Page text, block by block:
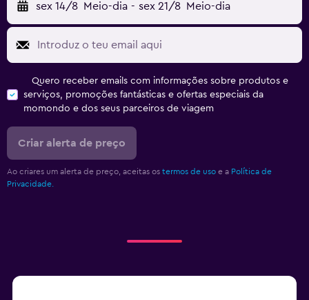
sex 14/8 Meio-dia - sex 21/8 Meio-dia
Quero receber emails com informações sobre produtos e
serviços, promoções fantásticas e ofertas especiais da
momondo e dos seus parceiros de viagem
Criar alerta de preço
Ao criares um alerta de preço, aceitas os termos de uso e a Política de
Privacidade.